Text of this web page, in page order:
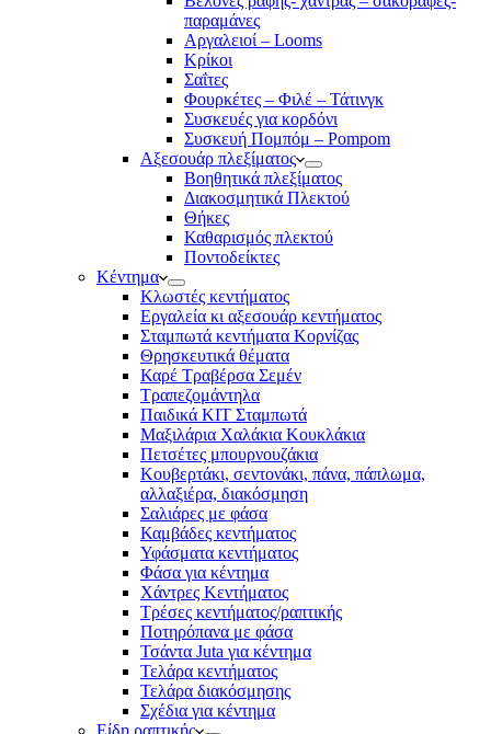
παραμάνες
Αργαλειοί – Looms
Κρίκοι
Σαΐτες
Φουρκέτες – Φιλέ – Τάτινγκ
Συσκευές για κορδόνι
Συσκευή Πομπόμ – Pompom
Αξεσουάρ πλεξίματος
Βοηθητικά πλεξίματος
Διακοσμητικά Πλεκτού
Θήκες
Καθαρισμός πλεκτού
Ποντοδείκτες
Κέντημα
Κλωστές κεντήματος
Eργαλεία κι αξεσουάρ κεντήματος
Σταμπωτά κεντήματα Κορνίζας
Θρησκευτικά θέματα
Καρέ Τραβέρσα Σεμέν
Τραπεζομάντηλα
Παιδικά KIT Σταμπωτά
Μαξιλάρια Χαλάκια Κουκλάκια
Πετσέτες μπουρνουζάκια
Κουβερτάκι, σεντονάκι, πάνα, πάπλωμα,
αλλαξιέρα, διακόσμηση
Σαλιάρες με φάσα
Καμβάδες κεντήματος
Υφάσματα κεντήματος
Φάσα για κέντημα
Χάντρες Κεντήματος
Τρέσες κεντήματος/ραπτικής
Ποτηρόπανα με φάσα
Τσάντα Juta για κέντημα
Τελάρα κεντήματος
Τελάρα διακόσμησης
Σχέδια για κέντημα
Είδη ραπτικής